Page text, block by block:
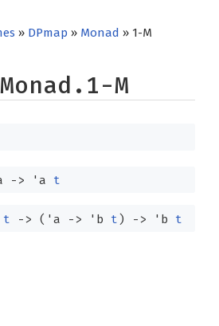
» DPmap » Monad » 1-M
Monad.1-M
-> 'a t
t -> ( 'a -> 'b t) -> 'b t